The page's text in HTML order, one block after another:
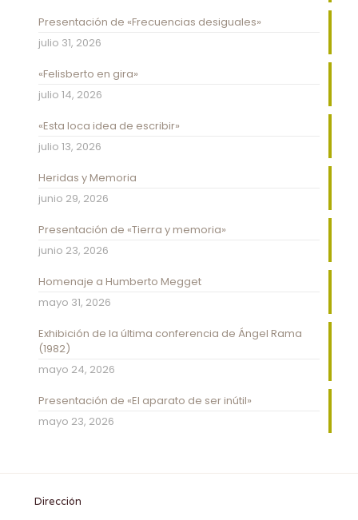
Presentación de «Frecuencias desiguales»
julio 31, 2026
«Felisberto en gira»
julio 14, 2026
«Esta loca idea de escribir»
julio 13, 2026
Heridas y Memoria
junio 29, 2026
Presentación de «Tierra y memoria»
junio 23, 2026
Homenaje a Humberto Megget
mayo 31, 2026
Exhibición de la última conferencia de Ángel Rama
(1982)
mayo 24, 2026
Presentación de «El aparato de ser inútil»
mayo 23, 2026
Dirección